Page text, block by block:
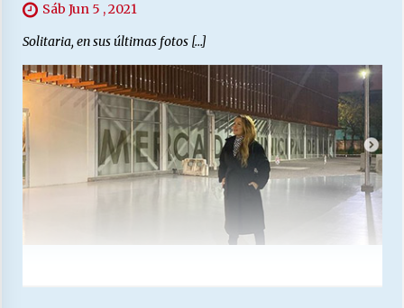
Sáb Jun 5 , 2021
Solitaria, en sus últimas fotos […]